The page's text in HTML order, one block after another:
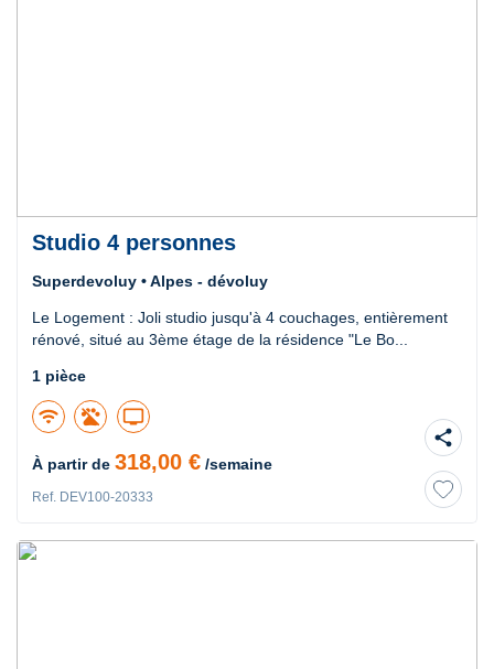
Studio 4 personnes
Superdevoluy • Alpes - dévoluy
Le Logement : Joli studio jusqu'à 4 couchages, entièrement
rénové, situé au 3ème étage de la résidence "Le Bo...
1 pièce
wifi tv
À partir de 318,00 € /semaine
Ref. DEV100-20333
share